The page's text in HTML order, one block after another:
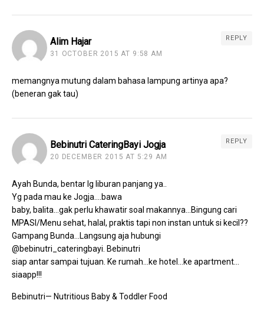
Alim Hajar
31 OCTOBER 2015 AT 9:58 AM
REPLY
memangnya mutung dalam bahasa lampung artinya apa?
(beneran gak tau)
Bebinutri CateringBayi Jogja
20 DECEMBER 2015 AT 5:29 AM
REPLY
Ayah Bunda, bentar lg liburan panjang ya..
Yg pada mau ke Jogja….bawa
baby, balita…gak perlu khawatir soal makannya…Bingung cari
MPASI/Menu sehat, halal, praktis tapi non instan untuk si kecil??
Gampang Bunda…Langsung aja hubungi
@bebinutri_cateringbayi. Bebinutri
siap antar sampai tujuan. Ke rumah…ke hotel…ke apartment…
siaapp!!!
Bebinutri— Nutritious Baby & Toddler Food